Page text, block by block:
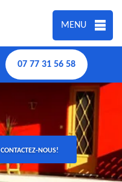
MENU
07 77 31 56 58
CONTACTEZ-NOUS!